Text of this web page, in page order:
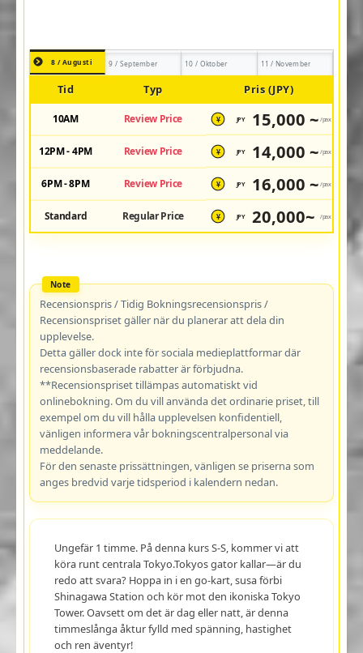
8 / Augusti 9 / September 10 / Oktober 11 / November
Tid Typ Pris (JPY)
10AM Review Price ¥ JPY 15,000 ~ /pax
12PM - 4PM Review Price ¥ JPY 14,000 ~ /pax
6PM - 8PM Review Price ¥ JPY 16,000 ~ /pax
Standard Regular Price ¥ JPY 20,000~ /pax
Recensionspris / Tidig Bokningsrecensionspris /
Recensionspriset gäller när du planerar att dela din
upplevelse.
Detta gäller dock inte för sociala medieplattformar där
recensionsbaserade rabatter är förbjudna.
**Recensionspriset tillämpas automatiskt vid
onlinebokning. Om du vill använda det ordinarie priset, till
exempel om du vill hålla upplevelsen konfidentiell,
vänligen informera vår bokningscentralpersonal via
meddelande.
För den senaste prissättningen, vänligen se priserna som
anges bredvid varje tidsperiod i kalendern nedan.
Ungefär 1 timme. På denna kurs S-S, kommer vi att
köra runt centrala Tokyo.Tokyos gator kallar—är du
redo att svara? Hoppa in i en go-kart, susa förbi
Shinagawa Station och kör mot den ikoniska Tokyo
Tower. Oavsett om det är dag eller natt, är denna
timmeslånga åktur fylld med spänning, hastighet
och ren äventyr!